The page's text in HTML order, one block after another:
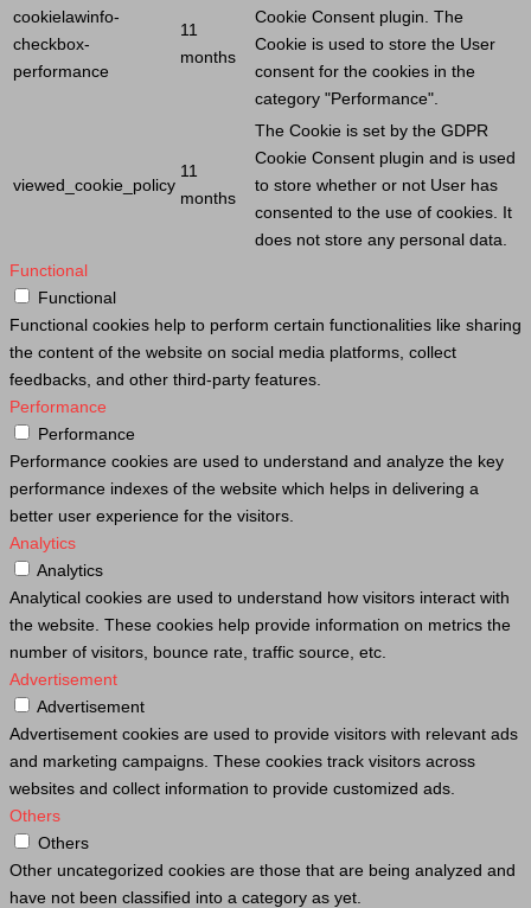
cookielawinfo-
checkbox-
performance
11
months
Cookie Consent plugin. The
Cookie is used to store the User
consent for the cookies in the
category "Performance".
viewed_cookie_policy
11
months
The Cookie is set by the GDPR
Cookie Consent plugin and is used
to store whether or not User has
consented to the use of cookies. It
does not store any personal data.
Functional
Functional
Functional cookies help to perform certain functionalities like sharing
the content of the website on social media platforms, collect
feedbacks, and other third-party features.
Performance
Performance
Performance cookies are used to understand and analyze the key
performance indexes of the website which helps in delivering a
better user experience for the visitors.
Analytics
Analytics
Analytical cookies are used to understand how visitors interact with
the website. These cookies help provide information on metrics the
number of visitors, bounce rate, traffic source, etc.
Advertisement
Advertisement
Advertisement cookies are used to provide visitors with relevant ads
and marketing campaigns. These cookies track visitors across
websites and collect information to provide customized ads.
Others
Others
Other uncategorized cookies are those that are being analyzed and
have not been classified into a category as yet.